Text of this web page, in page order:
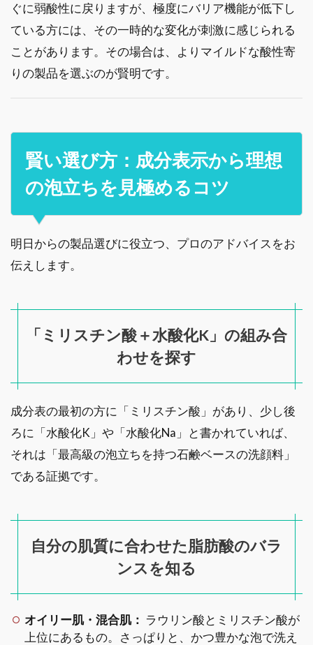
ぐに弱酸性に戻りますが、極度にバリア機能が低下し
ている方には、その一時的な変化が刺激に感じられる
ことがあります。その場合は、よりマイルドな酸性寄
りの製品を選ぶのが賢明です。
賢い選び方：成分表示から理想
の泡立ちを見極めるコツ
明日からの製品選びに役立つ、プロのアドバイスをお
伝えします。
「ミリスチン酸＋水酸化K」の組み合
わせを探す
成分表の最初の方に「ミリスチン酸」があり、少し後
ろに「水酸化K」や「水酸化Na」と書かれていれば、
それは「最高級の泡立ちを持つ石鹸ベースの洗顔料」
である証拠です。
自分の肌質に合わせた脂肪酸のバラ
ンスを知る
オイリー肌・混合肌： ラウリン酸とミリスチン酸が
上位にあるもの。さっぱりと、かつ豊かな泡で洗え